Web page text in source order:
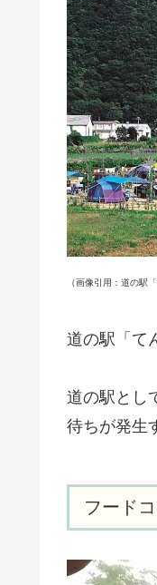
（画像引用：道の駅
道の駅「て
道の駅とし
待ちが発生
フード